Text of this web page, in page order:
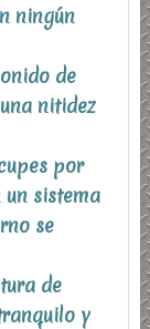
ningún
de
nitidez
por
sistema
se
de
y